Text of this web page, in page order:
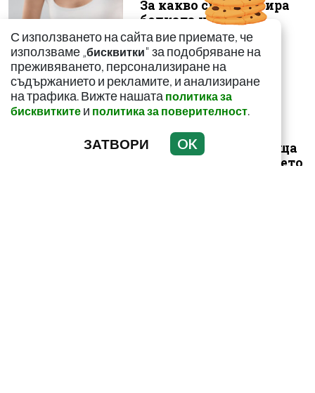
За какво сигнализира
болката ниско в
корема? Опасна ли е
Този страхотен сок
върши уникални неща
с тялото! И със здравето
С използването на сайта вие приемате, че
използваме „бисквитки" за подобряване на
преживяването, персонализиране на
съдържанието и рекламите, и анализиране
на трафика. Вижте нашата политика за
бисквитките и политика за поверителност.
ЗАТВОРИ OK